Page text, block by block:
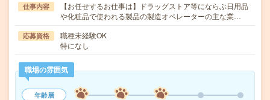
仕事内容
【お任せするお仕事は】ドラッグストア等にならぶ日用品
や化粧品で使われる製品の製造オペレーターの主な業…
応募資格
職種未経験OK
特になし
職場の雰囲気
年齢層